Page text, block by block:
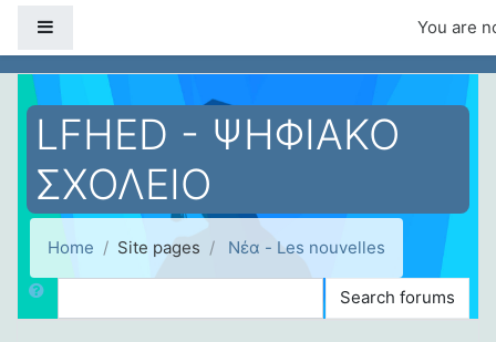
You are
LFHED - ΨΗΦΙΑΚΟ
ΣΧΟΛΕΙΟ
Home Site pages
Νέα - Les nouvelles
Search
Search forums